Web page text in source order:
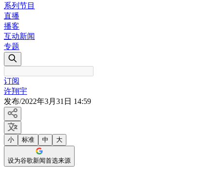
系列节目
直播
播客
互动新闻
专题
订阅
许翔宇
发布/2022年3月31日 14:59
小 标准 中 大
设为谷歌新闻首选来源